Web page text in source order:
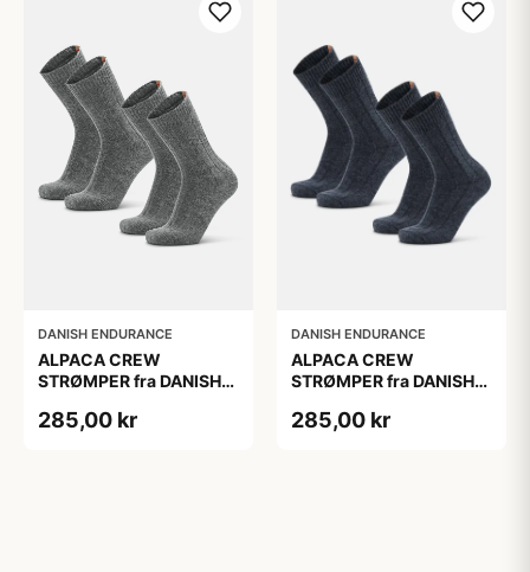
DANISH ENDURANCE
ALPACA CREW
STRØMPER fra DANISH
38, Varm og åndbar
285,00 kr
DANISH ENDURANCE
ALPACA CREW
STRØMPER fra DANISH
38, Varm og åndbar
285,00 kr